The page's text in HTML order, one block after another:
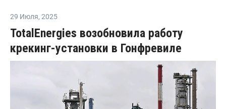
29 Июля, 2025
TotalEnergies возобновила работу
крекинг-установки в Гонфревиле